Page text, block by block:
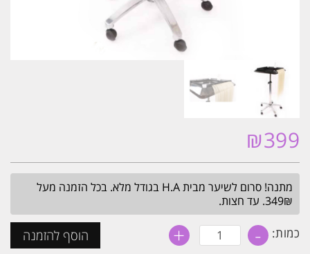
₪399
מתנה! סרום לשיער מבית H.A בגודל מלא. בכל הזמנה מעל
349₪. עד חצות.
כמות: - כמות
של + הוסף להזמנה